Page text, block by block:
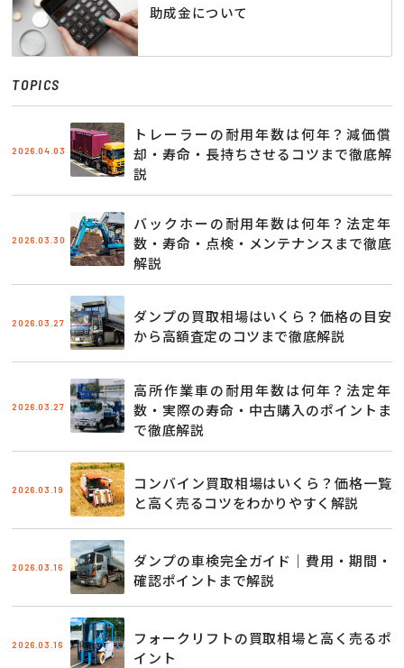
助成金について
TOPICS
2026.04.03
トレーラーの耐用年数は何年？減価償
却・寿命・長持ちさせるコツまで徹底解
説
2026.03.30
バックホーの耐用年数は何年？法定年
数・寿命・点検・メンテナンスまで徹底
解説
2026.03.27
ダンプの買取相場はいくら？価格の目安
から高額査定のコツまで徹底解説
2026.03.27
高所作業車の耐用年数は何年？法定年
数・実際の寿命・中古購入のポイントま
で徹底解説
2026.03.19
コンバイン買取相場はいくら？価格一覧
と高く売るコツをわかりやすく解説
2026.03.16
ダンプの車検完全ガイド｜費用・期間・
確認ポイントまで解説
2026.03.16
フォークリフトの買取相場と高く売るポ
イント